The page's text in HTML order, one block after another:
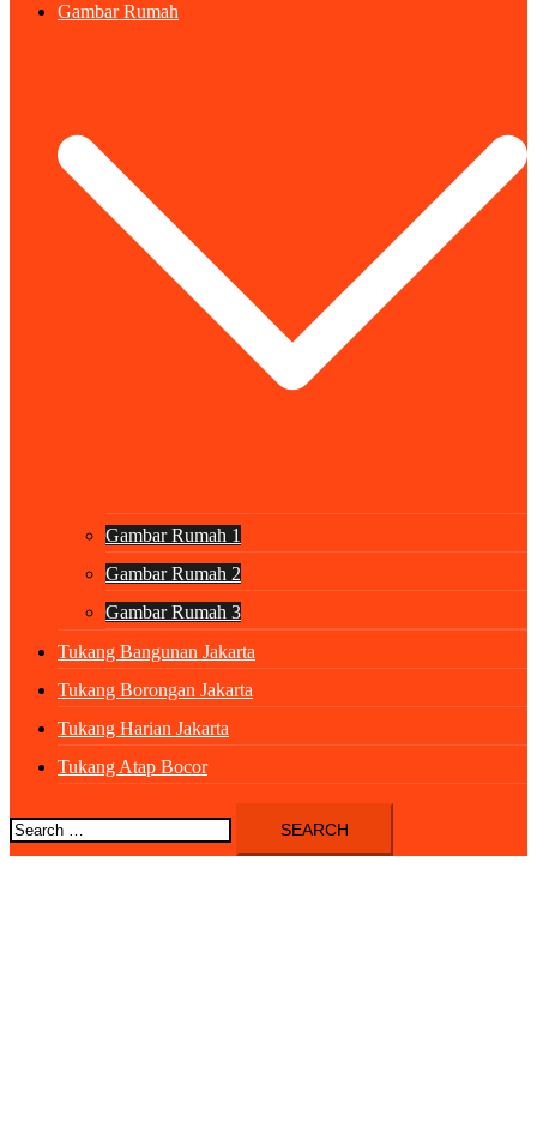
Gambar Rumah
Gambar Rumah 1
Gambar Rumah 2
Gambar Rumah 3
Tukang Bangunan Jakarta
Tukang Borongan Jakarta
Tukang Harian Jakarta
Tukang Atap Bocor
Search
for: